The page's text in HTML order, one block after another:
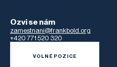
Ozvi se nám
zamestnani@frankbold.org
+420 771 520 320
VOLNÉ POZICE